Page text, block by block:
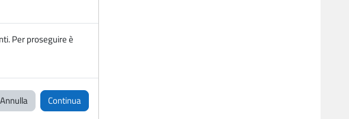
Per proseguire è
Annulla Continua